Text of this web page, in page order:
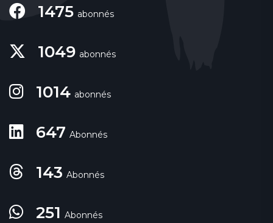
1475 abonnés
1049 abonnés
1014 abonnés
647 Abonnés
143 Abonnés
251 Abonnés